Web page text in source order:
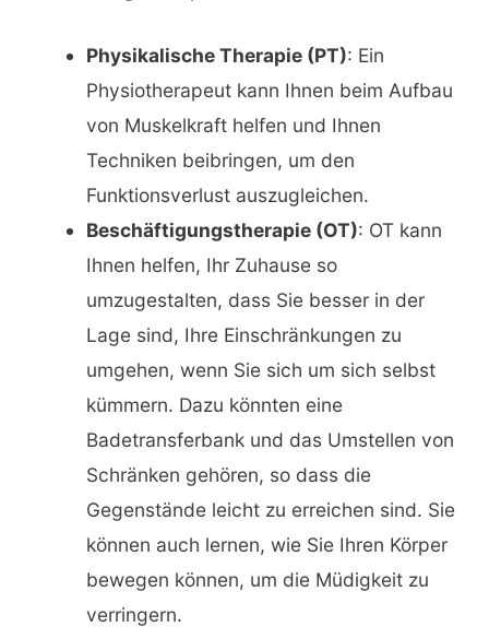
Physikalische Therapie (PT): Ein
Physiotherapeut kann Ihnen beim Aufbau
von Muskelkraft helfen und Ihnen
Techniken beibringen, um den
Funktionsverlust auszugleichen.
Beschäftigungstherapie (OT): OT kann
Ihnen helfen, Ihr Zuhause so
umzugestalten, dass Sie besser in der
Lage sind, Ihre Einschränkungen zu
umgehen, wenn Sie sich um sich selbst
kümmern. Dazu könnten eine
Badetransferbank und das Umstellen von
Schränken gehören, so dass die
Gegenstände leicht zu erreichen sind. Sie
können auch lernen, wie Sie Ihren Körper
bewegen können, um die Müdigkeit zu
verringern.